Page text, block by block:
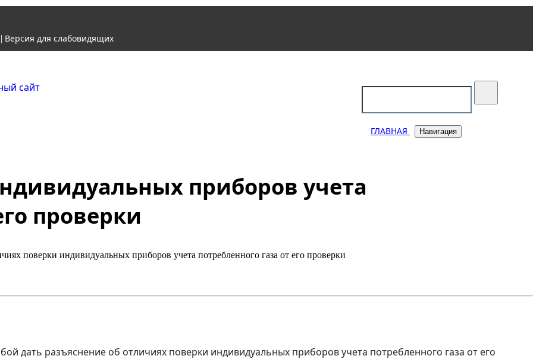
| Версия для слабовидящих
ГЛАВНАЯ Навигация
приборов учета
проверки
поверки индивидуальных приборов учета потребленного газа от его проверки
дать разъяснение об отличиях поверки индивидуальных приборов учета потребленного газа от его